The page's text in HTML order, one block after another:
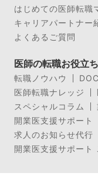
はじめての医師転職
キャリアパートナー
よくあるご質問
医師の転職お役立
転職ノウハウ
医師転職ナレッジ
スペシャルコラム
開業医支援サポート
求人のお知らせ代行
開業医支援サポート